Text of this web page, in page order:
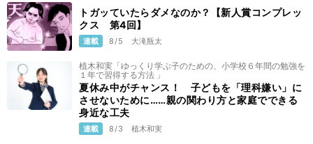
トガッていたらダメなのか？【新人賞コンプレッ
クス 第4回】
連載 8/5 大滝瓶太
植木和実「ゆっくり学ぶ子のための、小学校６年間の勉強を
１年で習得する方法 」
夏休み中がチャンス！ 子どもを「理科嫌い」に
させないために……親の関わり方と家庭でできる
身近な工夫
連載 8/3 植木和実